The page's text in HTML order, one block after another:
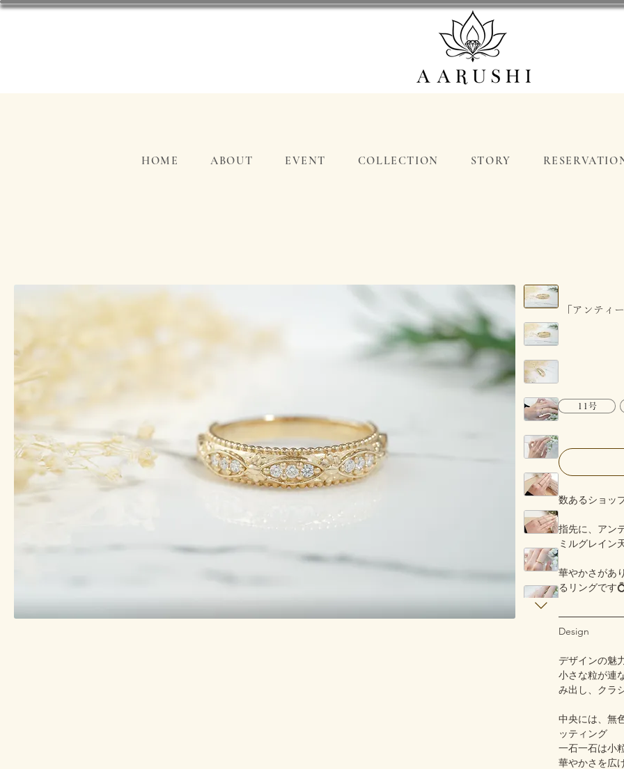
「アンティ
11号
数あるショッ
指先に、アン
ミルグレイン
華やかさがあ
るリングです
Design
デザインの魅
小さな粒が連
み出し、クラ
中央には、無
ッティング
一石一石は小
華やかさを広
HOME ABOUT EVENT COLLECTION STORY